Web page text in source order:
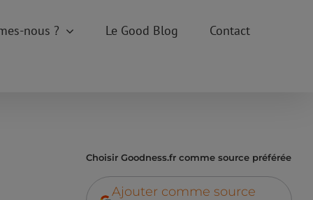
nous ? Le Good Blog Contact
Choisir Goodness.fr comme source préférée
Ajouter comme source